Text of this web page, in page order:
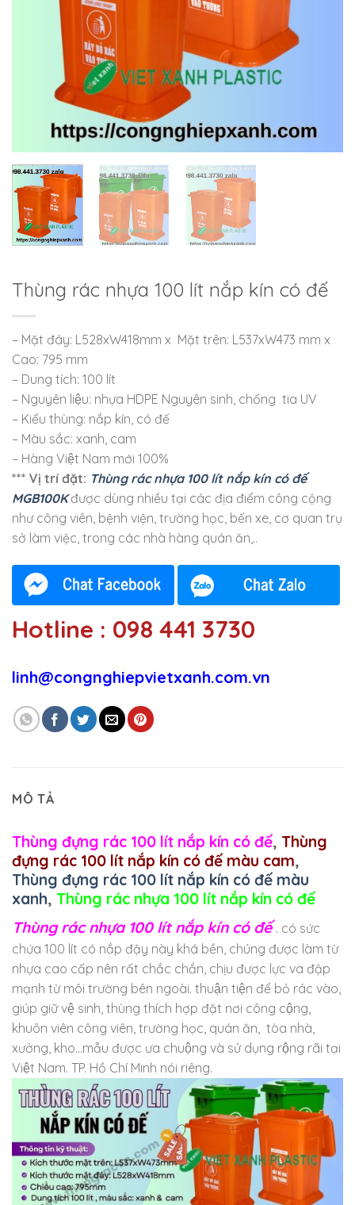
Thùng rác nhựa 100 lít nắp kín có đế
– Mặt đáy: L528xW418mm x Mặt trên: L537xW473 mm x
Cao: 795 mm
– Dung tích: 100 lít
– Nguyên liệu: nhựa HDPE Nguyên sinh, chống tia UV
– Kiểu thùng: nắp kín, có đế
– Màu sắc: xanh, cam
– Hàng Việt Nam mới 100%
*** Vị trí đặt: Thùng rác nhựa 100 lít nắp kín có đế
MGB100Kđược dùng nhiều tại các địa điểm công cộng
như công viên, bệnh viện, trường học, bến xe, cơ quan trụ
sở làm việc, trong các nhà hàng quán ăn,..
Hotline : 098 441 3730
linh@congnghiepvietxanh.com.vn
MÔ TẢ
Thùng đựng rác 100 lít nắp kín có đế, Thùng
đựng rác 100 lít nắp kín có đế màu cam,
Thùng đựng rác 100 lít nắp kín có đế màu
xanh, Thùng rác nhựa 100 lít nắp kín có đế
Thùng rác nhựa 100 lít nắp kín có đế . có sức
chứa 100 lít có nắp đậy này khá bền, chúng được làm từ
nhựa cao cấp nên rất chắc chắn, chịu được lực va đập
mạnh từ môi trường bên ngoài. thuận tiện để bỏ rác vào,
giúp giữ vệ sinh, thùng thích hợp đặt nơi công cộng,
khuôn viên công viên, trường học, quán ăn, tòa nhà,
xưởng, kho…mẫu được ưa chuộng và sử dụng rộng rãi tại
Việt Nam. TP. Hồ Chí Minh nói riêng.